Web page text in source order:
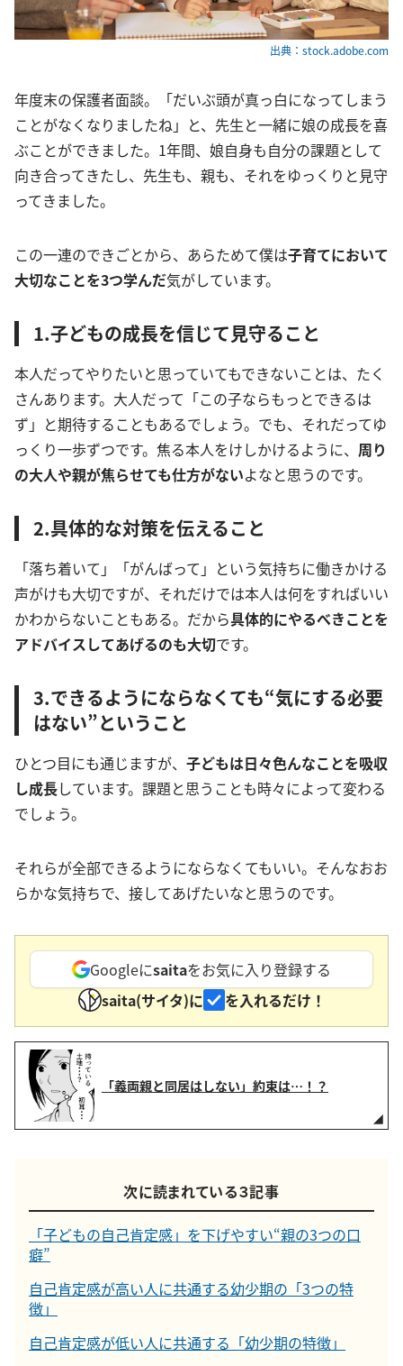
出典：stock.adobe.com
年度末の保護者面談。「だいぶ頭が真っ白になってしまう
ことがなくなりましたね」と、先生と一緒に娘の成長を喜
ぶことができました。1年間、娘自身も自分の課題として
向き合ってきたし、先生も、親も、それをゆっくりと見守
ってきました。
この一連のできごとから、あらためて僕は子育てにおいて
大切なことを3つ学んだ気がしています。
1.子どもの成長を信じて見守ること
本人だってやりたいと思っていてもできないことは、たく
さんあります。大人だって「この子ならもっとできるは
ず」と期待することもあるでしょう。でも、それだってゆ
っくり一歩ずつです。焦る本人をけしかけるように、 周り
の大人や親が焦らせても仕方がないよなと思うのです。
2.具体的な対策を伝えること
「落ち着いて」「がんばって」という気持ちに働きかける
声がけも大切ですが、それだけでは本人は何をすればいい
かわからないこともある。だから具体的にやるべきことを
アドバイスしてあげるのも大切です。
3.できるようにならなくても“気にする必要
はない”ということ
ひとつ目にも通じますが、 子どもは日々色んなことを吸収
し成長しています。課題と思うことも時々によって変わる
でしょう。
それらが全部できるようにならなくてもいい。そんなおお
らかな気持ちで、接してあげたいなと思うのです。
Googleにsaitaをお気に入り登録する
saita(サイタ)に
を入れるだけ！
「義両親と同居はしない」約束は…！？
次に読まれている３記事
「子どもの自己肯定感」を下げやすい“親の3つの口
癖”
自己肯定感が高い人に共通する幼少期の「3つの特
徴」
自己肯定感が低い人に共通する「幼少期の特徴」